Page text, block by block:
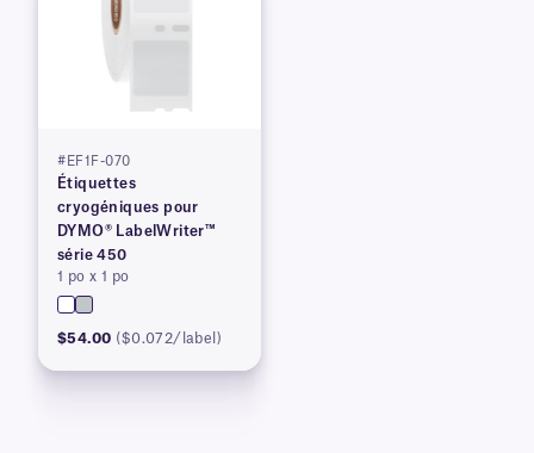
#EF1F-070
Étiquettes
cryogéniques pour
DYMO® LabelWriter™
série 450
1 po x 1 po
$54.00 ($0.072/label)